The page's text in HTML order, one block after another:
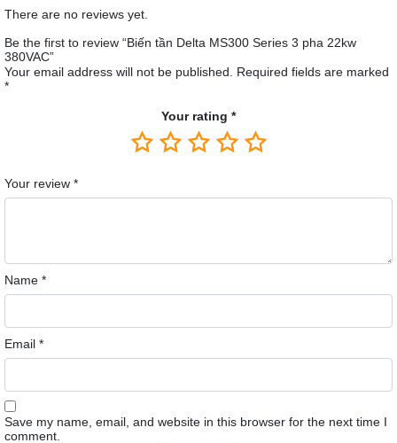
There are no reviews yet.
Be the first to review “Biến tần Delta MS300 Series 3 pha 22kw
380VAC”
Your email address will not be published.
Required fields are marked
*
Your rating *
Your review *
Name *
Email *
Save my name, email, and website in this browser for the next time I
comment.